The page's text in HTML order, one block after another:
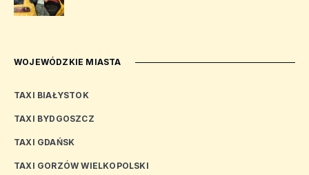
WOJEWÓDZKIE MIASTA
TAXI BIAŁYSTOK
TAXI BYDGOSZCZ
TAXI GDAŃSK
TAXI GORZÓW WIELKOPOLSKI